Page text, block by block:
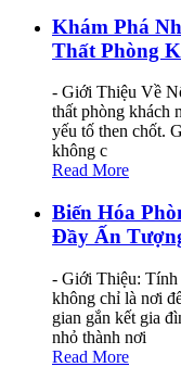
Khám Phá
Thất Phòng
- Giới Thiệu Về
thất phòng khách
yếu tố then chốt.
không c
Read More
Biến Hóa
Đầy Ấn
- Giới Thiệu: Tính
không chỉ là nơi
gian gắn kết gia
nhỏ thành nơi
Read More